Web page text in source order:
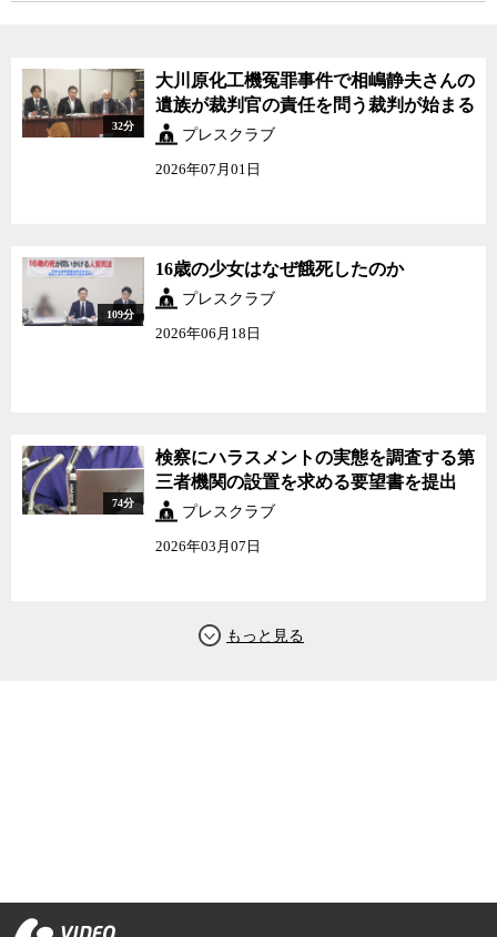
32分
大川原化工機冤罪事件で相嶋静夫さんの
遺族が裁判官の責任を問う裁判が始まる
プレスクラブ
2026年07月01日
109分
16歳の少女はなぜ餓死したのか
プレスクラブ
2026年06月18日
74分
検察にハラスメントの実態を調査する第
三者機関の設置を求める要望書を提出
プレスクラブ
2026年03月07日